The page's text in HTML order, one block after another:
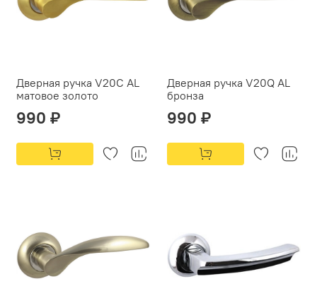
Дверная ручка V20C AL
матовое золото
990 ₽
Дверная ручка V20Q AL
бронза
990 ₽